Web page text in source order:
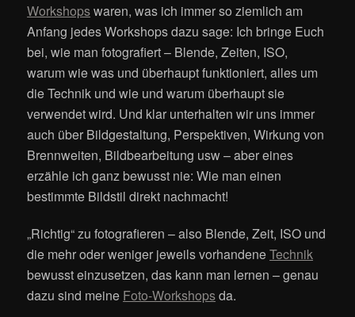
Workshopswaren, was ich immer so ziemlich am
Anfang jedes Workshops dazu sage: Ich bringe Euch
bei, wie man fotografiert – Blende, Zeiten, ISO,
warum wie was und überhaupt funktioniert, alles um
die Technik und wie und warum überhaupt sie
verwendet wird. Und klar unterhalten wir uns immer
auch über Bildgestaltung, Perspektiven, Wirkung von
Brennweiten, Bildbearbeitung usw – aber eines
erzähle ich ganz bewusst nie: Wie man einen
bestimmte Bildstil direkt nachmacht!
„Richtig“ zu fotografieren – also Blende, Zeit, ISO und
die mehr oder weniger jeweils vorhandeneTechnik
bewusst einzusetzen, das kann man lernen – genau
dazu sind meine Foto-Workshopsda.